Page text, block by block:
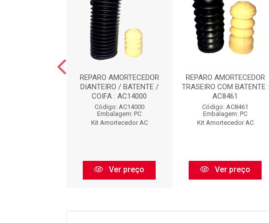
REPARO AMORTECEDOR
DIANTEIRO / BATENTE /
COIFA : AC14000
Código: AC14000
Embalagem: PC
Kit Amortecedor AC
Ver preço
REPARO AMORTECEDOR
TRASEIRO COM BATENTE :
AC8461
Código: AC8461
Embalagem: PC
Kit Amortecedor AC
Ver preço